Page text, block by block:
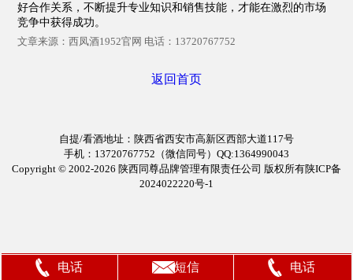
好合作关系，不断提升专业知识和销售技能，才能在激烈的市场
竞争中获得成功。
文章来源：西凤酒1952官网 电话：13720767752
返回首页
自提/看酒地址：陕西省西安市高新区西部大道117号
手机：13720767752（微信同号）QQ:1364990043
Copyright © 2002-2026 陕西同尊品牌管理有限责任公司 版权所有陕ICP备
2024022220号-1
电话 短信 电话